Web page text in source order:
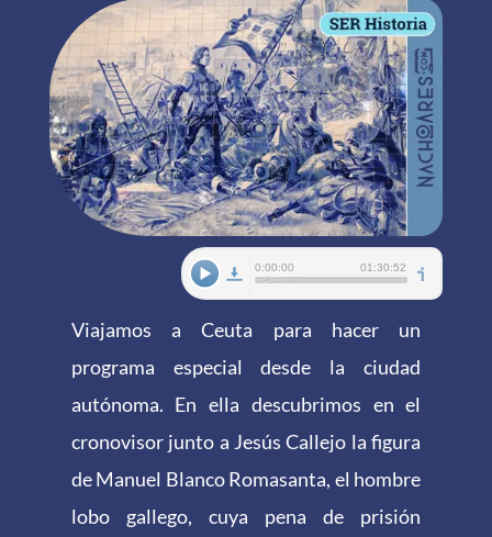
Viajamos a Ceuta para hacer un
programa especial desde la ciudad
autónoma. En ella descubrimos en el
cronovisor junto a Jesús Callejo la figura
de Manuel Blanco Romasanta, el hombre
lobo gallego, cuya pena de prisión